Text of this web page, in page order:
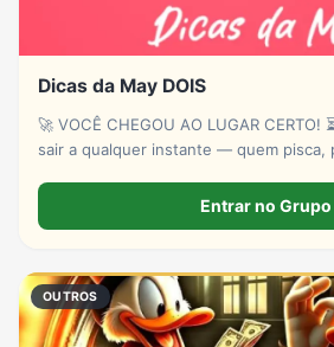
Dicas da May DOIS
🚀 VOCÊ CHEGOU AO LUGAR CERTO!
sair a qualquer instante — quem pisca, perde! 🔥
& bancas ✔ Conteúdo exclusivo
Entrar no Grupo
OUTROS